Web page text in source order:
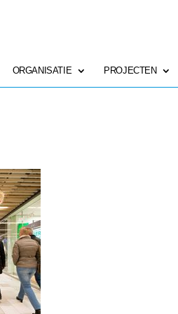
ORGANISATIE PROJECTEN